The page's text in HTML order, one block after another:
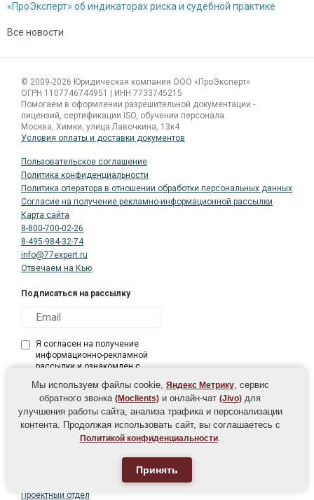
Специалист по продажам
«ПроЭксперт» об индикаторах риска и судебной практике
Все новости
© 2009-2026 Юридическая компания ООО «ПроЭксперт»
ОГРН 1107746744951 | ИНН 7733745215
Помогаем в оформлении разрешительной документации -
лицензий, сертификации ISO, обучении персонала.
Москва, Химки, улица Лавочкина, 13к4
Условия оплаты и доставки документов
Пользовательское соглашение
Политика конфиденциальности
Политика оператора в отношении обработки персональных данных
Согласие на получение рекламно-информационной рассылки
Карта сайта
8-800-700-02-26
8-495-984-32-74
info@77expert.ru
Отвечаем на Кью
Подписаться на рассылку
Я согласен на получение
информационно-рекламной
рассылки и ознакомлен с
Проектный отдел
Мы используем файлы cookie, Яндекс Метрику, сервис
обратного звонка (Moclients) и онлайн-чат (Jivo) для
улучшения работы сайта, анализа трафика и персонализации
контента. Продолжая использовать сайт, вы соглашаетесь с
Политикой конфиденциальности.
Принять